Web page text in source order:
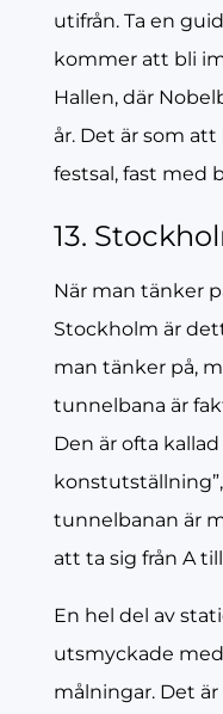
utifrån. Ta en
kommer att bli
Hallen, där
år. Det är som
festsal, fast med
13.
När man tänker
Stockholm är
man tänker på,
tunnelbana är
Den är ofta
tunnelbanan är
att ta sig från A
En hel del av
utsmyckade
målningar. Det